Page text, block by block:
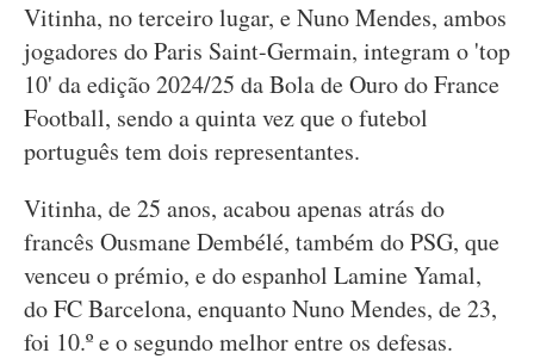
Vitinha, no terceiro lugar, e Nuno Mendes, ambos
jogadores do Paris Saint-Germain, integram o 'top
10' da edição 2024/25 da Bola de Ouro do France
Football, sendo a quinta vez que o futebol
português tem dois representantes.
Vitinha, de 25 anos, acabou apenas atrás do
francês Ousmane Dembélé, também do PSG, que
venceu o prémio, e do espanhol Lamine Yamal,
do FC Barcelona, enquanto Nuno Mendes, de 23,
foi 10.º e o segundo melhor entre os defesas.